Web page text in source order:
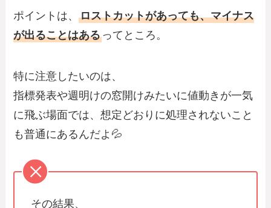
ポイントは、ロストカットがあっても、マイナス
が出ることはあるってところ。
特に注意したいのは、
指標発表や週明けの窓開けみたいに値動きが一気
に飛ぶ場面では、想定どおりに処理されないこと
も普通にあるんだよ💦
その結果、